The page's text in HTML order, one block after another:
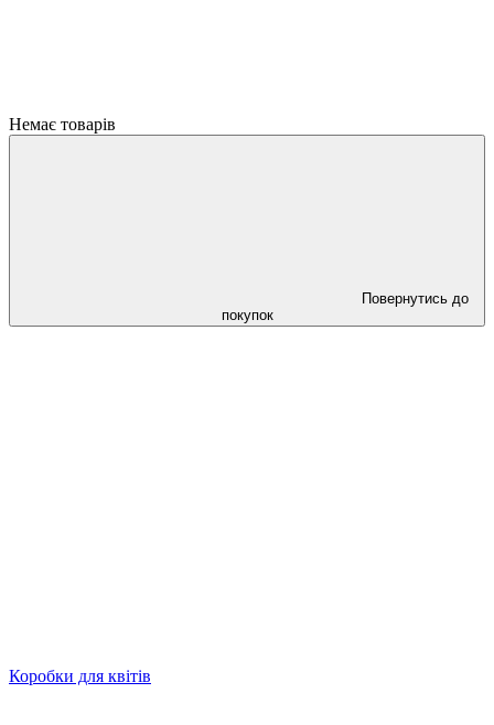
Немає товарів
Повернутись до
покупок
Коробки для квітів